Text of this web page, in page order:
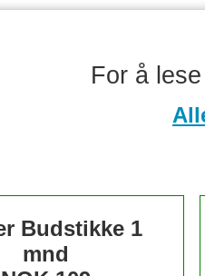
For å
Budstikke 1
mnd